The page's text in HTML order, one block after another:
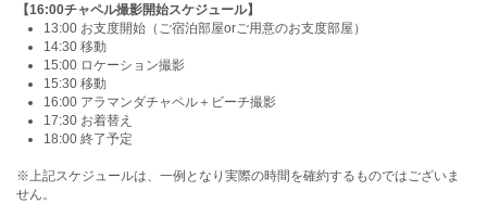
【16:00チャペル撮影開始スケジュール】
13:00 お支度開始（ご宿泊部屋orご用意のお支度部屋）
14:30 移動
15:00 ロケーション撮影
15:30 移動
16:00 アラマンダチャペル＋ビーチ撮影
17:30 お着替え
18:00 終了予定
※上記スケジュールは、一例となり実際の時間を確約するものではございま
せん。